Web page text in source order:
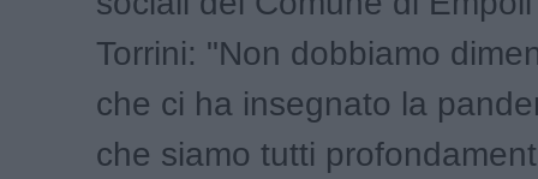
Torrini: "Non dobbiamo
che ci ha insegnato la
che siamo tutti